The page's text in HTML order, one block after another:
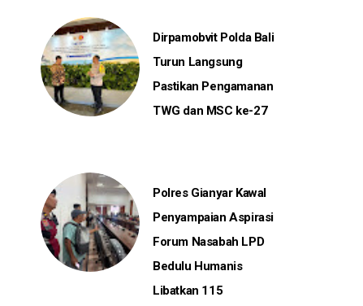
Dirpamobvit Polda Bali
Turun Langsung
Pastikan Pengamanan
TWG dan MSC ke-27
Polres Gianyar Kawal
Penyampaian Aspirasi
Forum Nasabah LPD
Bedulu Humanis
Libatkan 115